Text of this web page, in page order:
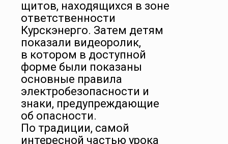
щитов, находящихся в зоне
ответственности
Курскэнерго. Затем детям
показали видеоролик,
в котором в доступной
форме были показаны
основные правила
электробезопасности и
знаки, предупреждающие
об опасности.
По традиции, самой
интересной частью урока